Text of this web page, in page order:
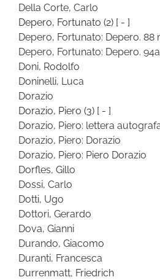
Della Corte, Carlo
Depero, Fortunato (2) [ - ]
Depero, Fortunato: Depero.
Depero, Fortunato: Depero.
Doni, Rodolfo
Doninelli, Luca
Dorazio
Dorazio, Piero (3) [ - ]
Dorazio, Piero: lettera
Dorazio, Piero: Dorazio
Dorazio, Piero: Piero Dorazio
Dorfles, Gillo
Dossi, Carlo
Dotti, Ugo
Dottori, Gerardo
Dova, Gianni
Durando, Giacomo
Duranti, Francesca
Durrenmatt, Friedrich